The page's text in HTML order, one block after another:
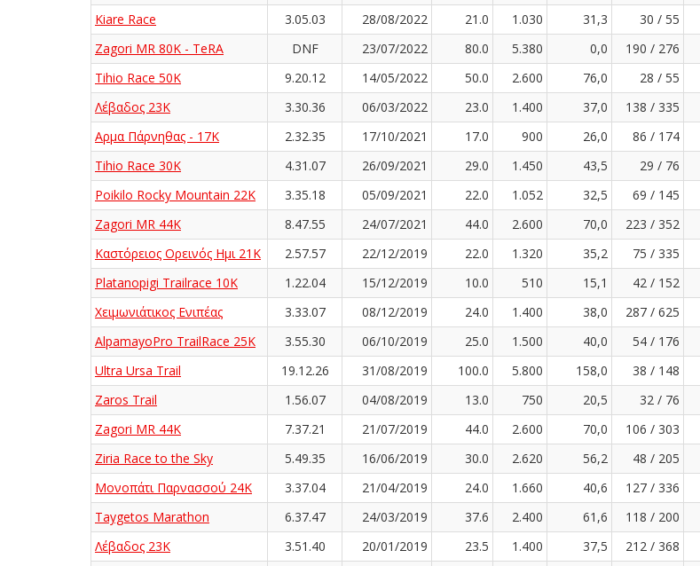
Kiare Race 3.05.03 28/08/2022 21.0 1.030 31,3 30 / 55
Zagori MR 80K - TeRA
DNF 23/07/2022 80.0 5.380 0,0 190 / 276
Tihio Race 50K
9.20.12 14/05/2022 50.0 2.600 76,0 28 / 55
Λέβαδος 23Κ
3.30.36 06/03/2022 23.0 1.400 37,0 138 / 335
Αρμα Πάρνηθας - 17K
2.32.35 17/10/2021 17.0 900 26,0 86 / 174
Tihio Race 30K
4.31.07 26/09/2021 29.0 1.450 43,5 29 / 76
Poikilo Rocky Mountain 22K
3.35.18 05/09/2021 22.0 1.052 32,5 69 / 145
Zagori MR 44K
8.47.55 24/07/2021 44.0 2.600 70,0 223 / 352
Καστόρειος Ορεινός Ημι 21Κ
2.57.57 22/12/2019 22.0 1.320 35,2 75 / 335
Platanopigi Trailrace 10K
1.22.04 15/12/2019 10.0 510 15,1 42 / 152
Χειμωνιάτικος Ενιπέας
3.33.07 08/12/2019 24.0 1.400 38,0 287 / 625
AlpamayoPro TrailRace 25K
3.55.30 06/10/2019 25.0 1.500 40,0 54 / 176
Ultra Ursa Trail
19.12.26 31/08/2019 100.0 5.800 158,0 38 / 148
Zaros Trail
1.56.07 04/08/2019 13.0 750 20,5 32 / 76
Zagori MR 44K
7.37.21 21/07/2019 44.0 2.600 70,0 106 / 303
Ziria Race to the Sky
5.49.35 16/06/2019 30.0 2.620 56,2 48 / 205
Μονοπάτι Παρνασσού 24K
3.37.04 21/04/2019 24.0 1.660 40,6 127 / 336
Taygetos Marathon
6.37.47 24/03/2019 37.6 2.400 61,6 118 / 200
Λέβαδος 23Κ
3.51.40 20/01/2019 23.5 1.400 37,5 212 / 368